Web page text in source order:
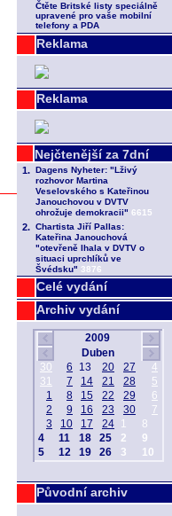
Čtěte Britské listy speciálně
upravené pro vaše mobilní
telefony a PDA
Reklama
Reklama
Celé vydání
Archiv vydání
Původní archiv